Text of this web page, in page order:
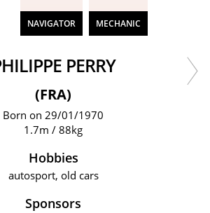
NAVIGATOR MECHANIC
PHILIPPE PERRY
(FRA)
Born on 29/01/1970
1.7m / 88kg
Hobbies
autosport, old cars
Sponsors